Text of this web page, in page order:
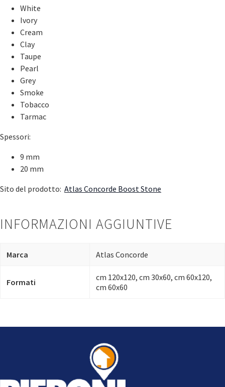
White
Ivory
Cream
Clay
Taupe
Pearl
Grey
Smoke
Tobacco
Tarmac
Spessori:
9 mm
20 mm
Sito del prodotto: Atlas Concorde Boost Stone
INFORMAZIONI AGGIUNTIVE
Marca Atlas Concorde
Formati
cm 120x120, cm 30x60, cm 60x120,
cm 60x60